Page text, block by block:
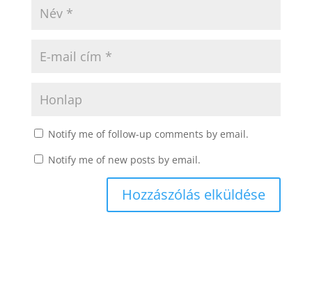
Notify me of follow-up comments by email.
Notify me of new posts by email.